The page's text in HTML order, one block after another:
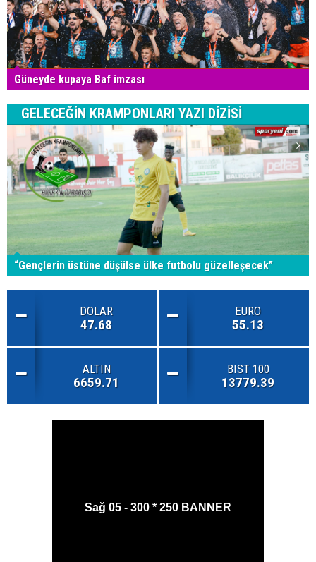
Güneyde kupaya Baf imzası
GELECEĞİN KRAMPONLARI YAZI DİZİSİ
“Gençlerin üstüne düşülse ülke futbolu güzelleşecek”
DOLAR
47.68
EURO
55.13
ALTIN
6659.71
BIST 100
13779.39
Sağ 05 - 300 * 250 BANNER